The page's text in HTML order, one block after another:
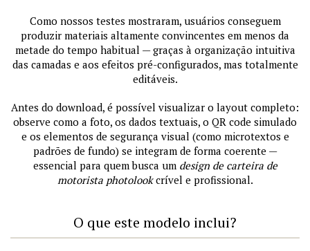
Como nossos testes mostraram, usuários conseguem
produzir materiais altamente convincentes em menos da
metade do tempo habitual — graças à organização intuitiva
das camadas e aos efeitos pré-configurados, mas totalmente
editáveis.
Antes do download, é possível visualizar o layout completo:
observe como a foto, os dados textuais, o QR code simulado
e os elementos de segurança visual (como microtextos e
padrões de fundo) se integram de forma coerente —
essencial para quem busca um design de carteira de
motorista photolookcrível e profissional.
O que este modelo inclui?